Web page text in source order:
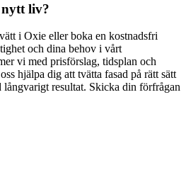
nytt liv?
i Oxie eller boka en kostnadsfri
och dina behov i vårt
vi med prisförslag, tidsplan och
hjälpa dig att tvätta fasad på rätt sätt
långvarigt resultat. Skicka din förfrågan